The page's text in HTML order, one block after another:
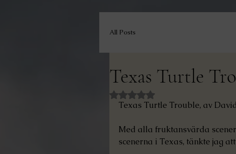
All Posts
Texas Turtle
Betygsatt till NaN av 5 stjärnor.
Texas Turtle Trouble, av
Med alla fruktansvärda
scenerna i Texas, tänkte jag